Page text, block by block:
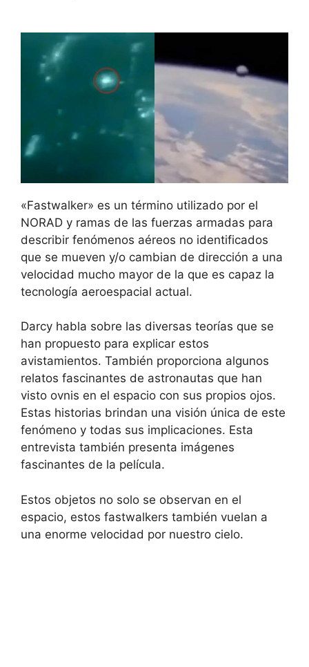
«Fastwalker» es un término utilizado por el
NORAD y ramas de las fuerzas armadas para
describir fenómenos aéreos no identificados
que se mueven y/o cambian de dirección a una
velocidad mucho mayor de la que es capaz la
tecnología aeroespacial actual.
Darcy habla sobre las diversas teorías que se
han propuesto para explicar estos
avistamientos. También proporciona algunos
relatos fascinantes de astronautas que han
visto ovnis en el espacio con sus propios ojos.
Estas historias brindan una visión única de este
fenómeno y todas sus implicaciones. Esta
entrevista también presenta imágenes
fascinantes de la película.
Estos objetos no solo se observan en el
espacio, estos fastwalkers también vuelan a
una enorme velocidad por nuestro cielo.